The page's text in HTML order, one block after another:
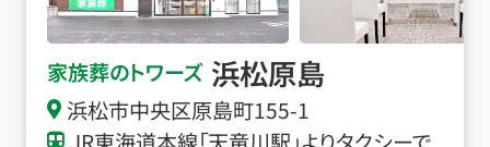
家族葬のトワーズ 浜松原島
浜松市中央区原島町155-1